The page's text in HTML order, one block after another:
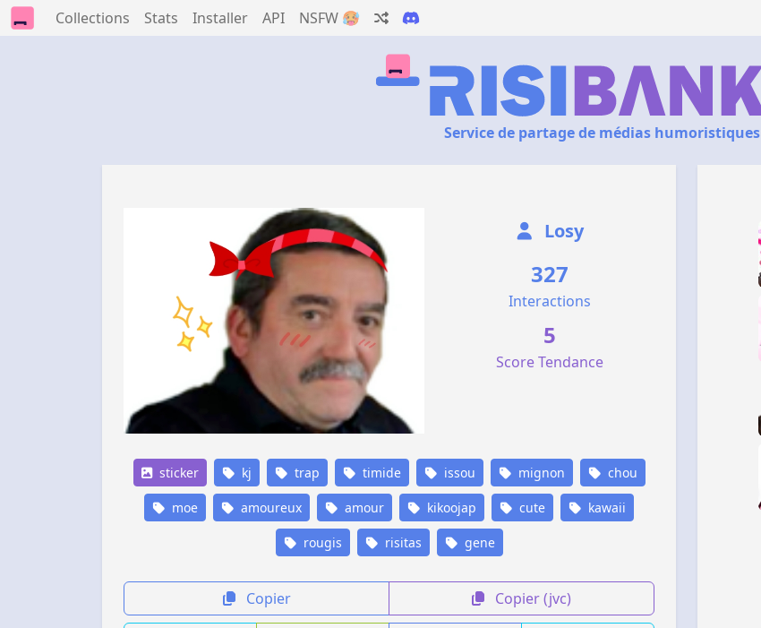
Collections Stats Installer API NSFW 🥵
Service de partage de médias humoristiques
Losy
327
Interactions
5
Score Tendance
sticker kj trap timide issou mignon chou
moe amoureux amour kikoojap cute kawaii
rougis risitas gene
Copier Copier (jvc)